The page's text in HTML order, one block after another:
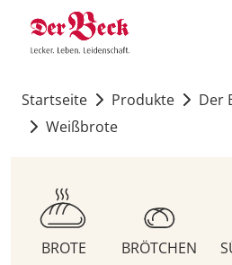
Startseite Produkte Der
Weißbrote
BROTE BRÖTCHEN